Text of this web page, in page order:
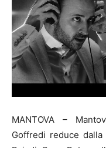
MANTOVA –
Goffredi reduce